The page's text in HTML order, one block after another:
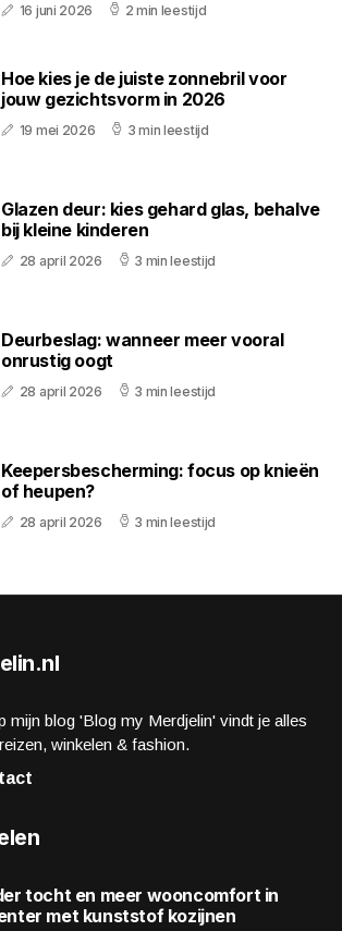
16 juni 2026 2 min leestijd
Hoe kies je de juiste zonnebril voor
jouw gezichtsvorm in 2026
19 mei 2026 3 min leestijd
Glazen deur: kies gehard glas, behalve
bij kleine kinderen
28 april 2026 3 min leestijd
Deurbeslag: wanneer meer vooral
onrustig oogt
28 april 2026 3 min leestijd
Keepersbescherming: focus op knieën
of heupen?
28 april 2026 3 min leestijd
mijn blog 'Blog my Merdjelin' vindt je alles
winkelen & fashion.
tocht en meer wooncomfort in
met kunststof kozijnen